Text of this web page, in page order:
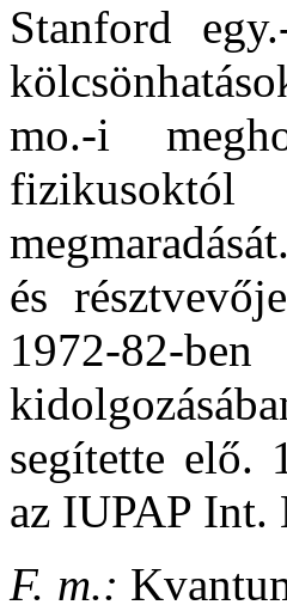
Stanford
mo.-i
és
1972-82-
segítette elő.
az IUPAP Int.
F. m.: